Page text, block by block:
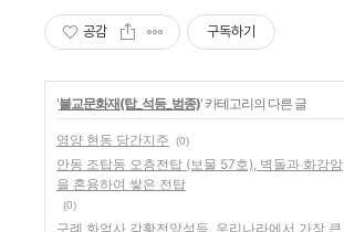
3분
공감 구독하기
'불교문화재(탑_석등_범종)' 카테고리의 다른 글
영양 현동 당간지주 (0)
안동 조탑동 오층전탑 (보물 57호), 벽돌과 화강암
을 혼용하여 쌓은 전탑
(0)
구례 화엄사 각황전앞석등, 우리나라에서 가장 큰